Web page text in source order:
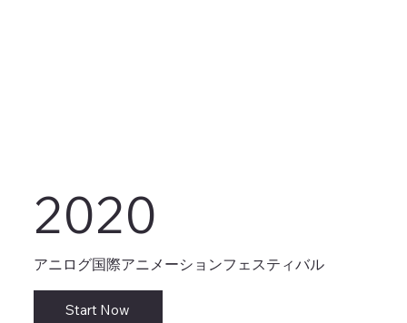
2020
アニログ国際アニメーションフェスティバル
Start Now